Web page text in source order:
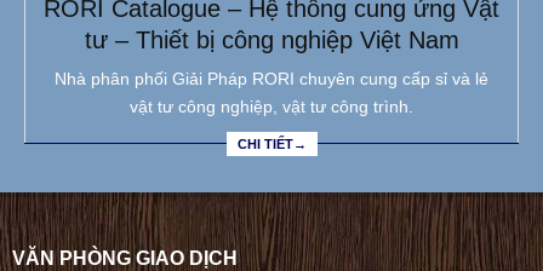
RORI Catalogue – Hệ thống cung ứng Vật
tư – Thiết bị công nghiệp Việt Nam
Nhà phân phối Giải Pháp RORI chuyên cung cấp sỉ và lẻ
vật tư công nghiệp, vật tư công trình.
CHI TIẾT→
VĂN PHÒNG GIAO DỊCH